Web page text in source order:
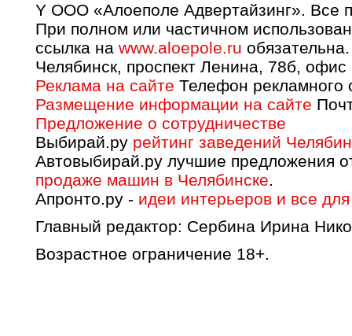
Y OOO «Алоеполе Адвертайзинг».
При полном или частичном
ссылка на www.aloepole.ru обязательна.
Челябинск, проспект Ленина, 78б, офис
Реклама на сайте Телефон рекламного
Размещение информации на сайте
Предложение о сотрудничестве
Выбирай.ру рейтинг заведений
Автовыбирай.ру лучшие предложения
продаже машин в Челябинске.
Апронто.ру - идеи интерьеров и все
Главный редактор: Сербина Ирина
Возрастное ограничение 18+.